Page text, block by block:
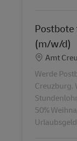
(m/w/d)
Standort
Amt
Werde
Creuzburg.
50%